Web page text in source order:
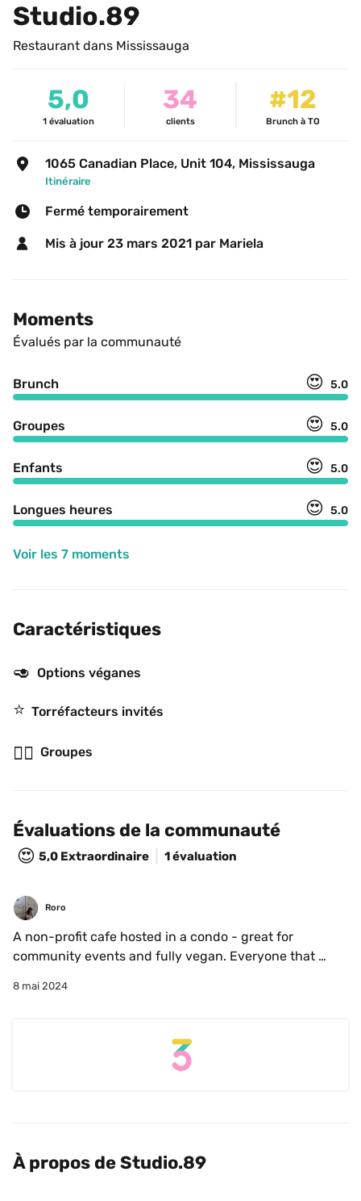
Studio.89
Restaurant dans Mississauga
5,0
1 évaluation
34
clients
#12
Brunch à TO
1065 Canadian Place, Unit 104, Mississauga
Itinéraire
Fermé temporairement
Mis à jour 23 mars 2021 par Mariela
Moments
Évalués par la communauté
Brunch 😍 5.0
Groupes 😍 5.0
Enfants 😍 5.0
Longues heures 😍 5.0
Voir les 7 moments
Caractéristiques
🥑 Options véganes
⭐️ Torréfacteurs invités
👯‍♂️ Groupes
Évaluations de la communauté
😍 5,0 Extraordinaire 1 évaluation
Roro
A non-profit cafe hosted in a condo - great for
community events and fully vegan. Everyone that
8 mai 2024
À propos de Studio.89